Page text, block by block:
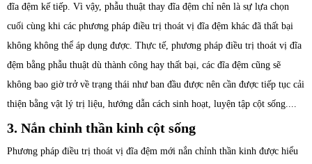
đĩa đệm kế tiếp. Vì vậy, phẫu thuật thay đĩa đệm chỉ nên là sự lựa chọn
cuối cùng khi các phương pháp điều trị thoát vị đĩa đệm khác đã thất bại
không không thể áp dụng được. Thực tế, phương pháp điều trị thoát vị đĩa
đệm bằng phẫu thuật dù thành công hay thất bại, các đĩa đệm cũng sẽ
không bao giờ trở về trạng thái như ban đầu được nên cần được tiếp tục cải
thiện bằng vật lý trị liệu, hướng dẫn cách sinh hoạt, luyện tập cột sống....
3. Nắn chỉnh thần kinh cột sống
Phương pháp điều trị thoát vị đĩa đệm mới nắn chỉnh thần kinh được hiểu